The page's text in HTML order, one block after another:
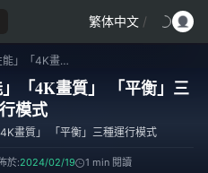
繁体中文 /
《星刃》提供「60幀性能」「4K畫質」 「平衡」三種運行模式
」「4K畫質」 「平衡」三
模式
畫質」 「平衡」三種運行模式
於:2024/02/19 1 min 閱讀